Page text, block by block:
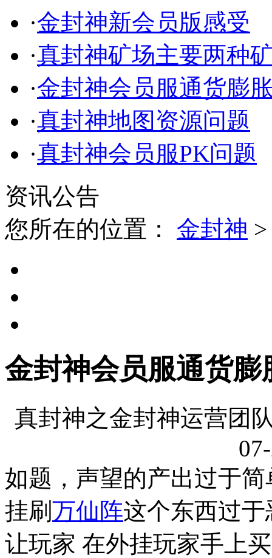
·金封神新会员版感受
·真封神矿场主要两种
·金封神会员服通货膨
·真封神地图资源问题
·真封神会员服PK问题
资讯公告
您所在的位置： 金封神
金封神会员服通货膨
真封神之金封神运营团
如题，声望的产出过于
挂刷万仙阵这个东西过
让玩家 在外挂玩家手上